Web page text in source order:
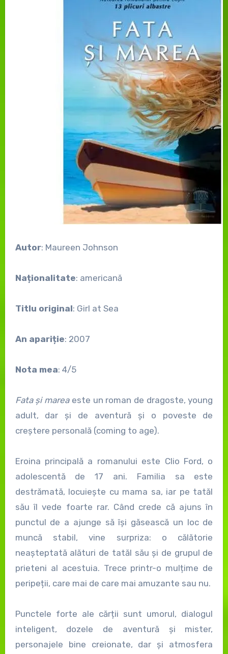
Autor: Maureen Johnson
Naționalitate: americană
Titlu original: Girl at Sea
An apariție: 2007
Nota mea: 4/5
Fata și mareaeste un roman de dragoste, young
adult, dar și de aventură și o poveste de
creștere personală (coming to age).
Eroina principală a romanului este Clio Ford, o
adolescentă de 17 ani. Familia sa este
destrămată, locuiește cu mama sa, iar pe tatăl
său îl vede foarte rar. Când crede că ajuns în
punctul de a ajunge să își găsească un loc de
muncă stabil, vine surpriza: o călătorie
neașteptată alături de tatăl său și de grupul de
prieteni al acestuia. Trece printr-o mulțime de
peripeții, care mai de care mai amuzante sau nu.
Punctele forte ale cărții sunt umorul, dialogul
inteligent, dozele de aventură și mister,
personajele bine creionate, dar și atmosfera